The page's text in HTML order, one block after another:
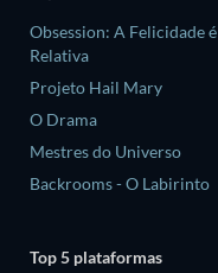
Obsession: A Felicidade é
Relativa
Projeto Hail Mary
O Drama
Mestres do Universo
Backrooms - O Labirinto
Top 5 plataformas